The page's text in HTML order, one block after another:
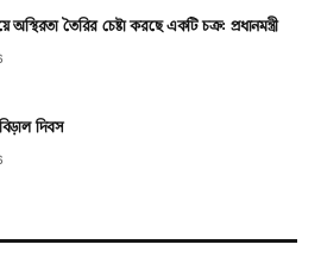
অস্থিরতা তৈরির চেষ্টা করছে একটি চক্র: প্রধানমন্ত্রী
দিবস